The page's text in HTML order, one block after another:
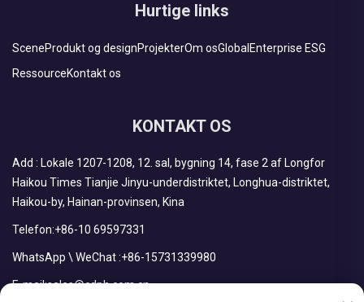
Hurtige links
SceneProdukt og designProjekterOm osGlobal Enterprise ESG
RessourceKontakt os
KONTAKT OS
Add : Lokale 1207-1208, 12. sal, bygning 14, fase 2 af Longfor
Haikou Times Tianjie Jinyu-underdistriktet, Longhua-distriktet,
Haikou-by, Hainan-provinsen, Kina
Telefon:+86-10 69597331
WhatsApp \ WeChat :+86-15731339980
E-mail:sales@cdph.com.cn